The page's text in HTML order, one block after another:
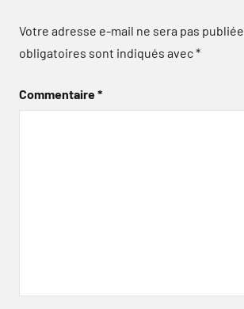
Votre adresse e-mail ne sera pas publiée.
obligatoires sont indiqués avec*
Commentaire*